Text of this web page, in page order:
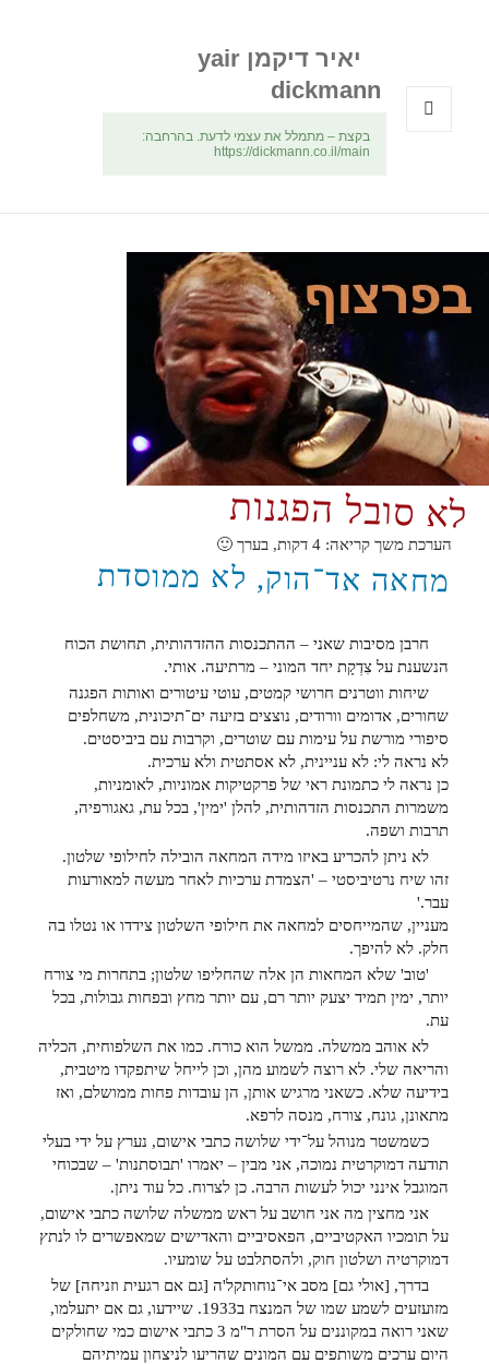
יאיר דיקמן yair
dickmann
בקצת – מתמלל את עצמי לדעת. בהרחבה:
https://dickmann.co.il/main
לא סובל הפגנות
הערכת משך קריאה: 4 דקות, בערך 🙂
מחאה אד־הוק, לא ממוסדת
חרבן מסיבות שאני – ההתכנסות ההזדהותית, תחושת הכוח
הנשענת על צִדְקָת יחד המוני – מרתיעה. אותי.
שיחות ווטרנים חרושי קמטים, עוטי עיטורים ואותות הפגנה
שחורים, אדומים וורודים, נוצצים בזיעה ים־תיכונית, משחלפים
סיפורי מורשת על עימות עם שוטרים, וקרבות עם ביביסטים.
לא נראה לי: לא עניינית, לא אסתטית ולא ערכית.
כן נראה לי כתמונת ראי של פרקטיקות אמוניות, לאומניות,
משמרות התכנסות הזדהותית, להלן 'ימין', בכל עת, גאגורפיה,
תרבות ושפה.
לא ניתן להכריע באיזו מידה המחאה הובילה לחילופי שלטון.
זהו שיח נרטיביסטי – 'הצמדת ערכיות לאחר מעשה למאורעות
עבר.'
מעניין, שהמייחסים למחאה את חילופי השלטון צידדו או נטלו בה
חלק. לא להיפך.
'טוב' שלא המחאות הן אלה שהחליפו שלטון; בתחרות מי צורח
יותר, ימין תמיד יצעק יותר רם, עם יותר מחץ ובפחות גבולות, בכל
עת.
לא אוהב ממשלה. ממשל הוא כורח. כמו את השלפוחית, הכליה
והריאה שלי. לא רוצה לשמוע מהן, וכן לייחל שיתפקדו מיטבית,
בידיעה שלא. כשאני מרגיש אותן, הן עובדות פחות ממושלם, ואז
מתאונן, גונח, צורח, מנסה לרפא.
כשמשטר מנוהל על־ידי שלושה כתבי אישום, נערץ על ידי בעלי
תודעה דמוקרטית נמוכה, אני מבין – יאמרו 'תבוסתנות' – שבכוחי
המוגבל אינני יכול לעשות הרבה. כן לצרוח. כל עוד ניתן.
אני מחצין מה אני חושב על ראש ממשלה שלושה כתבי אישום,
על תומכיו האקטיביים, הפאסיביים והאדישים שמאפשרים לו לנתץ
דמוקרטיה ושלטון חוק, ולהסתלבט על שומעיו.
בדרך, [אולי גם] מסב אי־נוחותקל'ה [גם אם רגעית וזניחה] של
מזועזעים לשמע שמו של המנצח ב1933. שיידעו, גם אם יתעלמו,
שאני רואה במקוננים על הסרת ר"מ 3 כתבי אישום כמי שחולקים
היום ערכים משותפים עם המונים שהריעו לניצחון עמיתיהם